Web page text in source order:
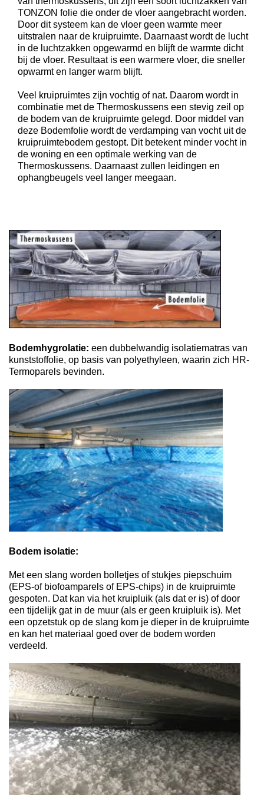
TONZON folie die onder de vloer aangebracht worden.
Door dit systeem kan de vloer geen warmte meer
uitstralen naar de kruipruimte. Daarnaast wordt de lucht
in de luchtzakken opgewarmd en blijft de warmte dicht
bij de vloer. Resultaat is een warmere vloer, die sneller
opwarmt en langer warm blijft.
Veel kruipruimtes zijn vochtig of nat. Daarom wordt in
combinatie met de Thermoskussens een stevig zeil op
de bodem van de kruipruimte gelegd. Door middel van
deze Bodemfolie wordt de verdamping van vocht uit de
kruipruimtebodem gestopt. Dit betekent minder vocht in
de woning en een optimale werking van de
Thermoskussens. Daarnaast zullen leidingen en
ophangbeugels veel langer meegaan.
Bodemhygrolatie: een dubbelwandig isolatiematras van
kunststoffolie, op basis van polyethyleen, waarin zich HR-
Termoparels bevinden.
Bodem isolatie:
Met een slang worden bolletjes of stukjes piepschuim
(EPS-of biofoamparels of EPS-chips) in de kruipruimte
gespoten. Dat kan via het kruipluik (als dat er is) of door
een tijdelijk gat in de muur (als er geen kruipluik is). Met
een opzetstuk op de slang kom je dieper in de kruipruimte
en kan het materiaal goed over de bodem worden
verdeeld.